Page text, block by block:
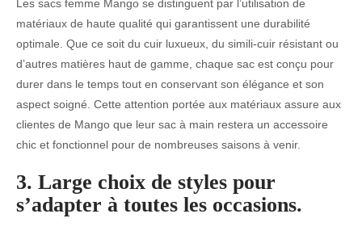
Les sacs femme Mango se distinguent par l’utilisation de
matériaux de haute qualité qui garantissent une durabilité
optimale. Que ce soit du cuir luxueux, du simili-cuir résistant ou
d’autres matières haut de gamme, chaque sac est conçu pour
durer dans le temps tout en conservant son élégance et son
aspect soigné. Cette attention portée aux matériaux assure aux
clientes de Mango que leur sac à main restera un accessoire
chic et fonctionnel pour de nombreuses saisons à venir.
3. Large choix de styles pour
s’adapter à toutes les occasions.